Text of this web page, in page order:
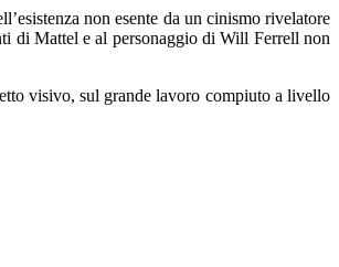
non esente da un cinismo rivelatore
di Mattel e al personaggio di Will Ferrell non
visivo, sul grande lavoro compiuto a livello